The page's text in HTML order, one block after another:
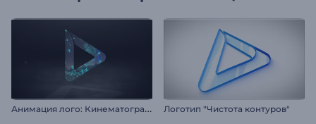
А
нимация лого: Кинематографичная концовка Логотип "Чистота контуров"